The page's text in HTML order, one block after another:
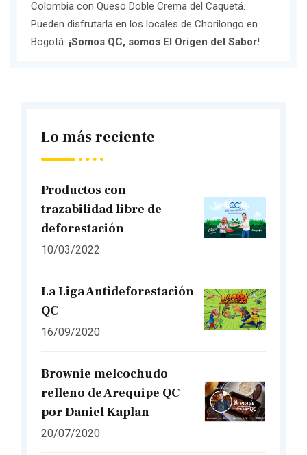
Colombia con Queso Doble Crema del Caquetá.
Pueden disfrutarla en los locales de Chorilongo en
Bogotá. ¡Somos QC, somos El Origen del Sabor!
Lo más reciente
Productos con
trazabilidad libre de
deforestación
10/03/2022
La Liga Antideforestación
QC
16/09/2020
Brownie melcochudo
relleno de Arequipe QC
por Daniel Kaplan
20/07/2020